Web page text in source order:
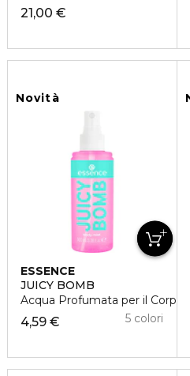
21,00 €
Novità
ESSENCE
JUICY BOMB
Acqua Profumata per il Corpo
4,59 € 5 colori